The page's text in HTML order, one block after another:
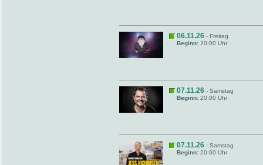
06.11.26 - Freitag
Beginn: 20:00 Uhr
07.11.26 - Samstag
Beginn: 20:00 Uhr
07.11.26 - Samstag
Beginn: 20:00 Uhr